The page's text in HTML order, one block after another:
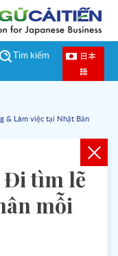
日本
語
Tìm kiếm
& Làm việc tại Nhật Bản
Đi tìm lẽ
mỗi